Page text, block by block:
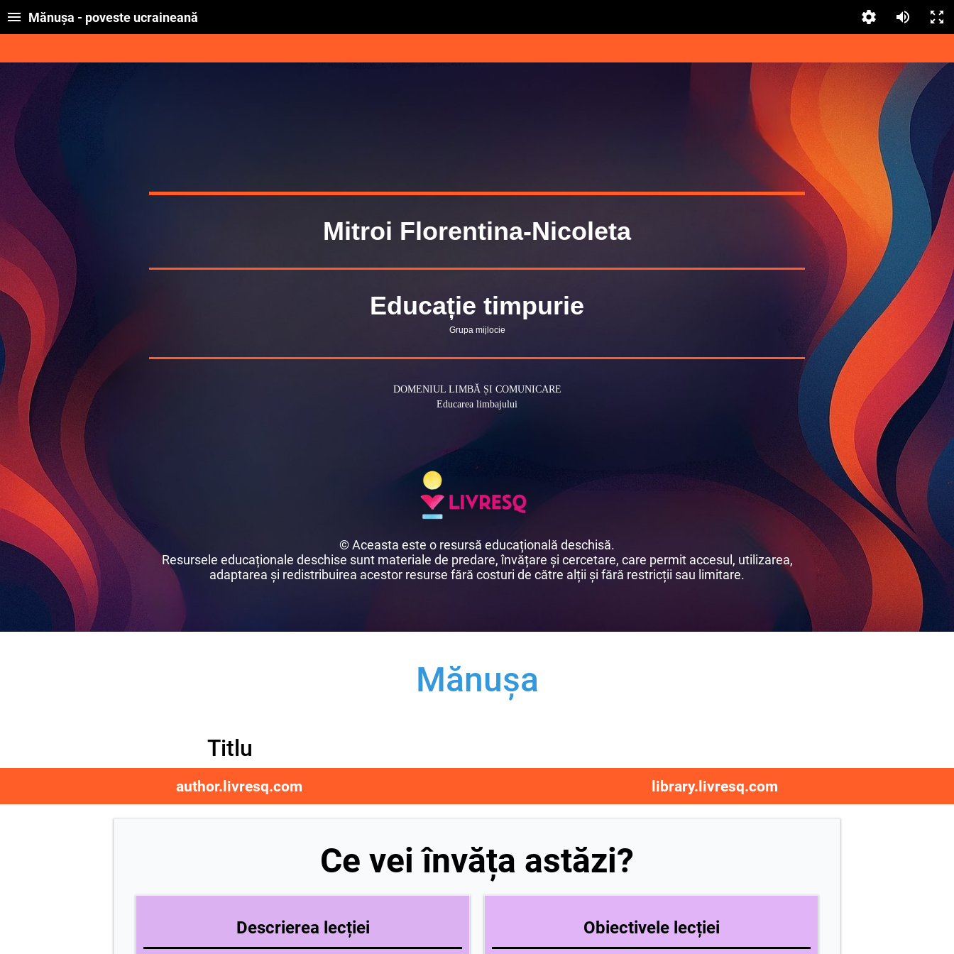
Mănușa - poveste ucraineană
Mitroi Florentina-Nicoleta
Educație timpurie
Grupa mijlocie
DOMENIUL LIMBĂ ȘI COMUNICARE
Educarea limbajului
© Aceasta este o resursă educațională deschisă.
Resursele educaționale deschise sunt materiale de predare, învățare și cercetare, care permit accesul, utilizarea,
adaptarea și redistribuirea acestor resurse fără costuri de către alții și fără restricții sau limitare.
Mănușa
Titlu
author.livresq.com library.livresq.com
Ce vei învăța astăzi?
Descrierea lecției Obiectivele lecției